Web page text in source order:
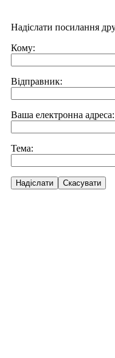
Надіслати посилання
Кому:
Відправник:
Ваша електронна адреса:
Тема:
Надіслати Скасувати